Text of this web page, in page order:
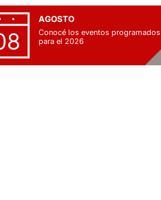
AGOSTO
Conocé los eventos programados
para el 2026